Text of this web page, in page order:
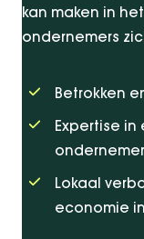
kan maken in
ondernemers
Betrokken
Expertise in
Lokaal
economie